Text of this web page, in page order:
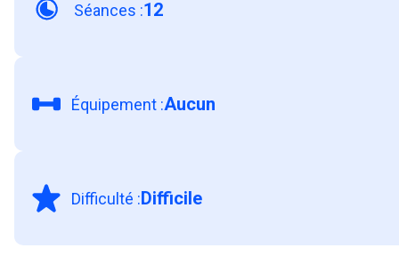
12
Séances :
Aucun
Équipement :
Difficile
Difficulté :